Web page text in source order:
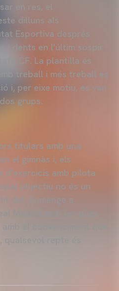
en res, el
dilluns als
Esportiva després
i dents en l'últim sospir
CF. La plantilla és
treball i més treball es
i, per eixe motiu, es van
grups.
titulars amb una
el gimnàs i, els
d'exercicis amb pilota
objectiu no és un
del diumenge a
Madrid amb les piles
el convenciment que
qualsevol repte és